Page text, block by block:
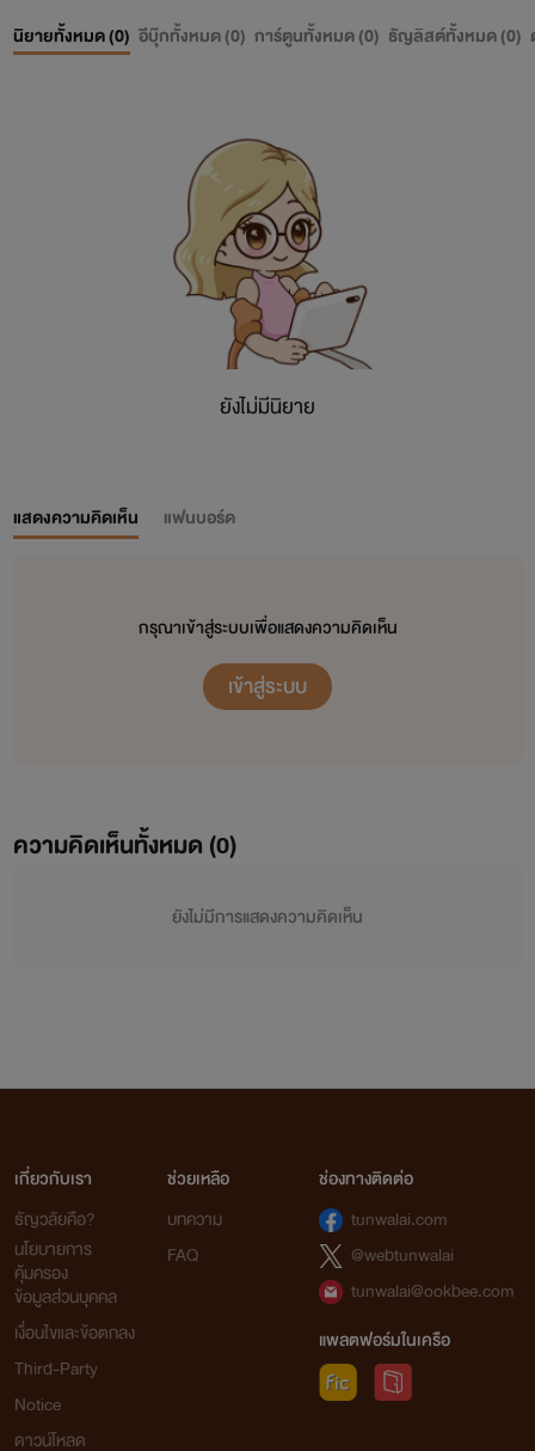
นิยายทั้งหมด (0) อีบุ๊กทั้งหมด (0) การ์ตูนทั้งหมด (0) ธัญลิสต์ทั้งหมด (0)
ยังไม่มีนิยาย
แสดงความคิดเห็น แฟนบอร์ด
กรุณาเข้าสู่ระบบเพื่อแสดงความคิดเห็น
เข้าสู่ระบบ
ความคิดเห็นทั้งหมด (0)
ยังไม่มีการแสดงความคิดเห็น
เกี่ยวกับเรา
ธัญวลัยคือ?
นโยบายการ
คุ้มครอง
ข้อมูลส่วนบุคคล
เงื่อนไขและข้อตกลง
Third-Party
Notice
ดาวน์โหลด
ช่วยเหลือ
บทความ
FAQ
ช่องทางติดต่อ
tunwalai.com
@webtunwalai
tunwalai@ookbee.com
แพลตฟอร์มในเครือ